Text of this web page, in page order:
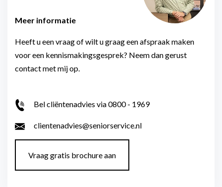
Meer informatie
Heeft u een vraag of wilt u graag een afspraak maken
voor een kennismakingsgesprek? Neem dan gerust
contact met mij op.
Bel cliëntenadvies via 0800 - 1969
clientenadvies@seniorservice.nl
Vraag gratis brochure aan